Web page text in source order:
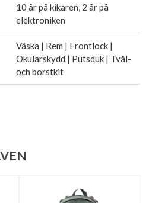
10 år på kikaren, 2 år på
elektroniken
Väska | Rem | Frontlock |
Okularskydd | Putsduk | Tvål-
och borstkit